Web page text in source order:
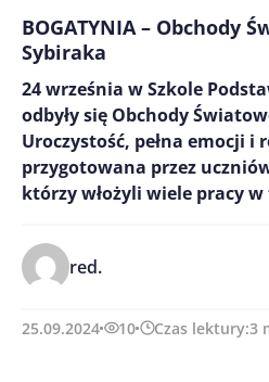
BOGATYNIA – Obchody
Sybiraka
24 września w Szkole
odbyły się Obchody
Uroczystość, pełna emocji i
przygotowana przez
którzy włożyli wiele pracy
red.
25.09.2024 10 Czas lektury:3